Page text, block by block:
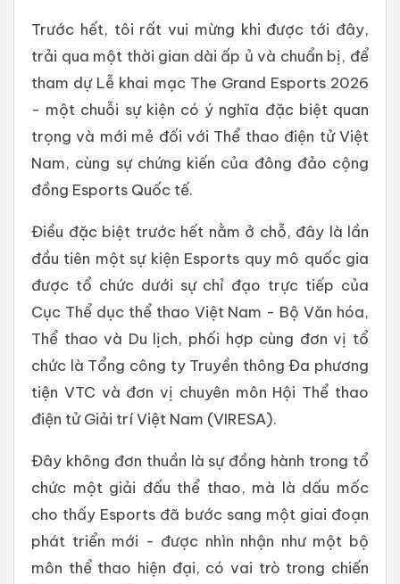
Trước hết, tôi rất vui mừng khi được tới đây,
trải qua một thời gian dài ấp ủ và chuẩn bị, để
tham dự Lễ khai mạc The Grand Esports 2026
- một chuỗi sự kiện có ý nghĩa đặc biệt quan
trọng và mới mẻ đối với Thể thao điện tử Việt
Nam, cùng sự chứng kiến của đông đảo cộng
đồng Esports Quốc tế.
Điều đặc biệt trước hết nằm ở chỗ, đây là lần
đầu tiên một sự kiện Esports quy mô quốc gia
được tổ chức dưới sự chỉ đạo trực tiếp của
Cục Thể dục thể thao Việt Nam - Bộ Văn hóa,
Thể thao và Du lịch, phối hợp cùng đơn vị tổ
chức là Tổng công ty Truyền thông Đa phương
tiện VTC và đơn vị chuyên môn Hội Thể thao
điện tử Giải trí Việt Nam (VIRESA).
Đây không đơn thuần là sự đồng hành trong tổ
chức một giải đấu thể thao, mà là dấu mốc
cho thấy Esports đã bước sang một giai đoạn
phát triển mới - được nhìn nhận như một bộ
môn thể thao hiện đại, có vai trò trong chiến